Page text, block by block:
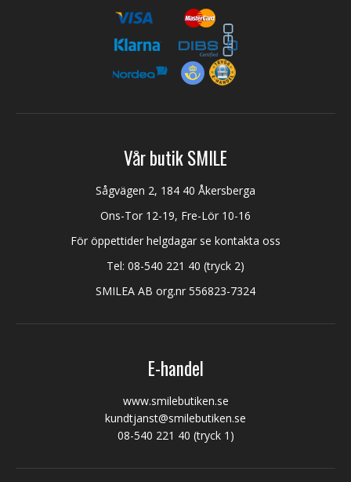
Vår butik SMILE
Sågvägen 2, 184 40 Åkersberga
Ons-Tor 12-19, Fre-Lör 10-16
För öppettider helgdagar se kontakta oss
Tel: 08-540 221 40 (tryck 2)
SMILEA AB org.nr 556823-7324
E-handel
www.smilebutiken.se
kundtjanst@smilebutiken.se
08-540 221 40 (tryck 1)